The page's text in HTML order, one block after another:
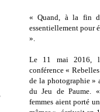
« Quand, à la fin
essentiellement pour
».
Le 11 mai 2016,
conférence «
de la photographie »
du Jeu de Paume.
femmes aient porté